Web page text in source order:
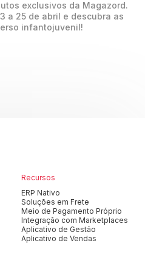
exclusivos da Magazord.
a 25 de abril e descubra as
infantojuvenil!
Recursos
ERP Nativo
Soluções em Frete
Meio de Pagamento Próprio
Integração com Marketplaces
Aplicativo de Gestão
Aplicativo de Vendas